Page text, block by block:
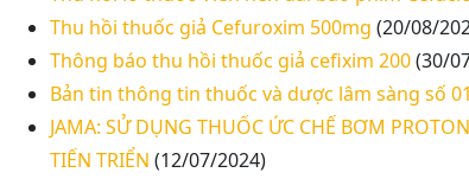
Thu hồi thuốc giả Cefuroxim 500mg (20/08/
Thông báo thu hồi thuốc giả cefixim 200(30/
Bản tin thông tin thuốc và dược lâm sàng số
JAMA: SỬ DỤNG THUỐC ỨC CHẾ BƠM
TIẾN TRIỂN (12/07/2024)